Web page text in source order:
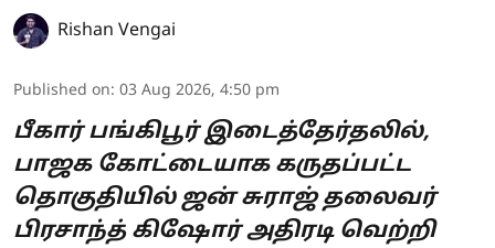
Rishan Vengai
Published on: 03 Aug 2026, 4:50 pm
பீகார் பங்கிபூர் இடைத்தேர்தலில்,
பாஜக கோட்டையாக கருதப்பட்ட
தொகுதியில் ஜன் சுராஜ் தலைவர்
பிரசாந்த் கிஷோர் அதிரடி வெற்றி